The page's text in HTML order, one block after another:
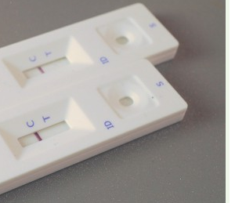
Motorová nafta Uhlí US index